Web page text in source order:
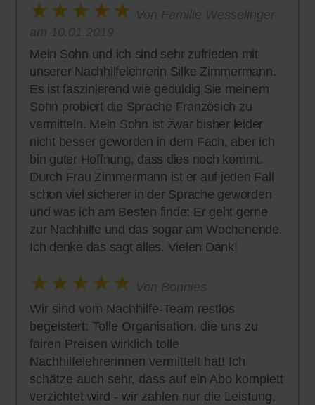
Mein Sohn und ich sind sehr zufrieden mit
unserer Nachhilfelehrerin Silke Zimmermann.
Es ist faszinierend wie geduldig Sie meinem
Sohn probiert die Sprache Französich zu
vermitteln. Mein Sohn ist zwar bisher leider
nicht besser geworden in dem Fach, aber ich
bin guter Hoffnung, dass dies noch kommt.
Durch Frau Zimmermann ist er auf jeden Fall
schon viel sicherer in der Sprache geworden
und was ich am Besten finde: Er geht gerne
zur Nachhilfe und das sogar am Wochenende.
Ich denke das sagt alles. Vielen Dank!
Wir sind vom Nachhilfe-Team restlos
begeistert: Tolle Organisation, die uns zu
fairen Preisen wirklich tolle
Nachhilfelehrerinnen vermittelt hat! Ich
schätze auch sehr, dass auf ein Abo komplett
verzichtet wird - wir zahlen nur die Leistung,